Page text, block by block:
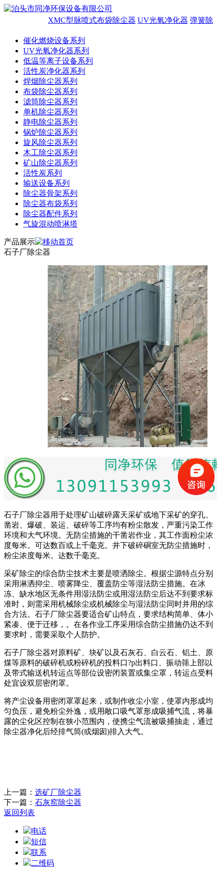
XMC型脉喷式布袋除尘器 UV光氧净化器 弹簧除
催化燃烧设备系列
UV光氧净化器系列
低温等离子设备系列
活性炭净化器系列
焊烟除尘器系列
布袋除尘器系列
滤筒除尘器系列
单机除尘器系列
静电除尘器系列
锅炉除尘器系列
旋风除尘器系列
木工除尘器系列
矿山除尘器系列
活性炭系列
输送设备系列
除尘器骨架系列
除尘器布袋系列
除尘器配件系列
气旋混动喷淋塔
产品展示
石子厂除尘器
石子厂除尘器用于处理矿山破碎露天采矿或地下采矿的穿孔、
凿岩、爆破、装运、破碎等工序均有粉尘散发，严重污染工作
环境和大气环境。无防尘措施的干凿岩作业，其工作面粉尘浓
度每米。可达数百或上千毫克。井下破碎硐室无防尘措施时，
粉尘浓度每米。达数千毫克。
采矿除尘的综合防尘技术主要是喷洒除尘。根据尘源特点分别
采用淋洒抑尘、喷雾降尘、覆盖防尘等湿法防尘措施。在冰
冻、缺水地区无条件用湿法防尘或用湿法防尘后达不到要求标
准时，则需采用机械除尘或机械除尘与湿法防尘同时并用的综
合方法。石子厂除尘器要适合矿山特点，要求结构简单、体小
紧凑、便于迁移，。在各作业工序采用综合防尘措施仍达不到
要求时，需要采取个人防护。
石子厂除尘器对原料矿、块矿以及石灰石、白云石、铝土、原
煤等原料的破碎机或粉碎机的投料口?p出料口、振动筛上部以
及带式输送机转运点等部位设密闭装置或集尘罩，转运点受料
处宜设双层密闭罩。
将产尘设备用密闭罩罩起来，或制作收尘小室，使罩内形成均
匀负压，避免粉尘外逸，或用敞口吸气罩形成吸捕气流，将暴
露的尘化区控制在狭小范围内，使携尘气流被吸捕抽走，通过
除尘器净化后经排气筒(或烟囱)排入大气。
上一篇： 选矿厂除尘器
下一篇： 石灰窑除尘器
返回列表
电话
短信
联系
二维码